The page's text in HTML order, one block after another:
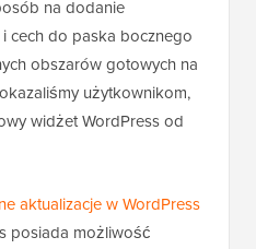
na dodanie
cech do paska bocznego
obszarów gotowych na
użytkownikom,
widżet WordPress od
aktualizacje w WordPress
posiada możliwość